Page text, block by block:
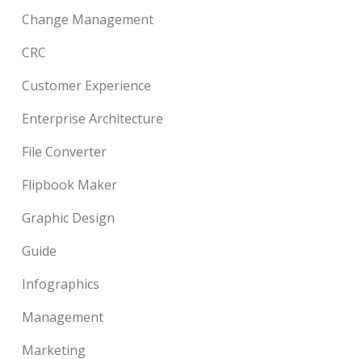
Change Management
CRC
Customer Experience
Enterprise Architecture
File Converter
Flipbook Maker
Graphic Design
Guide
Infographics
Management
Marketing